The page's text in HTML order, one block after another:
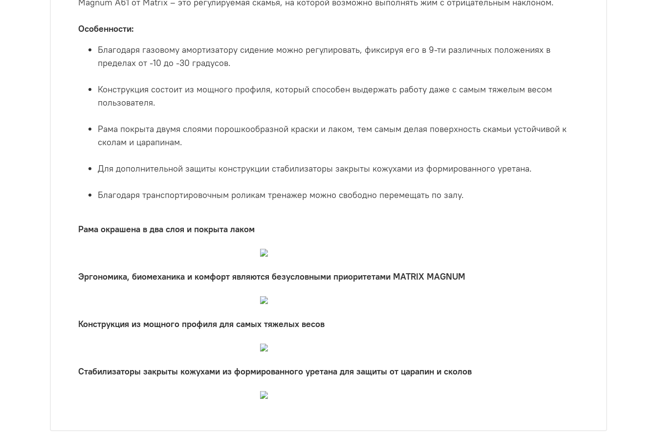
Magnum A61 от Matrix – это регулируемая скамья, на которой возможно выполнять жим с отрицательным наклоном.
Особенности:
Благодаря газовому амортизатору сидение можно регулировать, фиксируя его в 9-ти различных положениях в
пределах от -10 до -30 градусов.
Конструкция состоит из мощного профиля, который способен выдержать работу даже с самым тяжелым весом
пользователя.
Рама покрыта двумя слоями порошкообразной краски и лаком, тем самым делая поверхность скамьи устойчивой к
сколам и царапинам.
Для дополнительной защиты конструкции стабилизаторы закрыты кожухами из формированного уретана.
Благодаря транспортировочным роликам тренажер можно свободно перемещать по залу.
Рама окрашена в два слоя и покрыта лаком
Эргономика, биомеханика и комфорт являются безусловными приоритетами MATRIX MAGNUM
Конструкция из мощного профиля для самых тяжелых весов
Стабилизаторы закрыты кожухами из формированного уретана для защиты от царапин и сколов